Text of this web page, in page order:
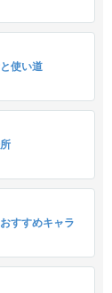
使い道
すすめキャラ